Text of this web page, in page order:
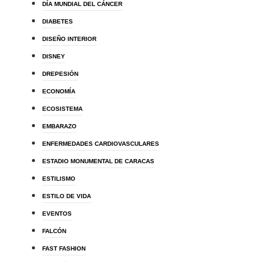
DÍA MUNDIAL DEL CÁNCER
DIABETES
DISEÑO INTERIOR
DISNEY
DREPESIÓN
ECONOMÍA
ECOSISTEMA
EMBARAZO
ENFERMEDADES CARDIOVASCULARES
ESTADIO MONUMENTAL DE CARACAS
ESTILISMO
ESTILO DE VIDA
EVENTOS
FALCÓN
FAST FASHION